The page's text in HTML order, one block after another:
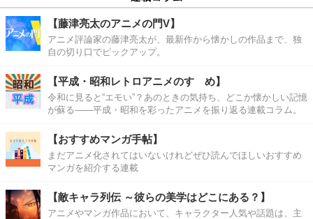
【藤津亮太のアニメの門V】
アニメ評論家の藤津亮太が、最新作から懐かしの作品まで、独
自の切り口でピックアップ。
【平成・昭和レトロアニメのすゝめ】
令和に見ると“エモい”？あのときの気持ち、どこか懐かしい記憶
が蘇る――平成・昭和を彩ったアニメを振り返る連載コラム。
【おすすめマンガ手帖】
まだアニメ化されてはいないけれどぜひ読んでほしいおすすめ
マンガを紹介する連載
【敵キャラ列伝 ～彼らの美学はどこにある？】
アニメやマンガ作品において、キャラクター人気や話題は、主